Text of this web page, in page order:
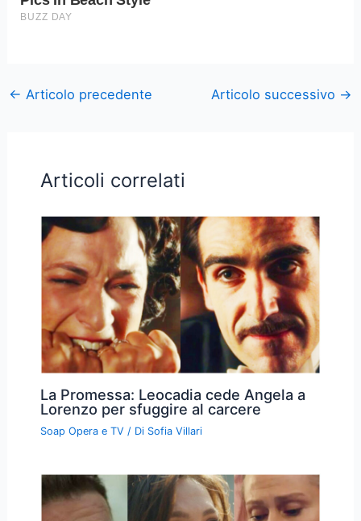
← Articolo precedente Articolo successivo →
Articoli correlati
La Promessa: Leocadia cede Angela a
Lorenzo per sfuggire al carcere
Soap Opera e TV / Di Sofia Villari